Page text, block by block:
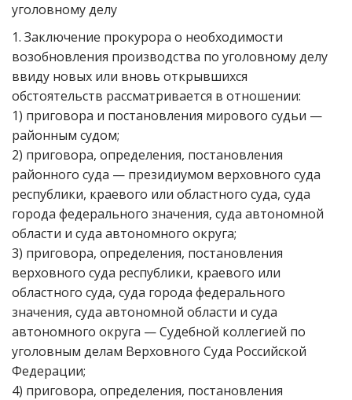
уголовному делу
1. Заключение прокурора о необходимости
возобновления производства по уголовному делу
ввиду новых или вновь открывшихся
обстоятельств рассматривается в отношении:
1) приговора и постановления мирового судьи —
районным судом;
2) приговора, определения, постановления
районного суда — президиумом верховного суда
республики, краевого или областного суда, суда
города федерального значения, суда автономной
области и суда автономного округа;
3) приговора, определения, постановления
верховного суда республики, краевого или
областного суда, суда города федерального
значения, суда автономной области и суда
автономного округа — Судебной коллегией по
уголовным делам Верховного Суда Российской
Федерации;
4) приговора, определения, постановления